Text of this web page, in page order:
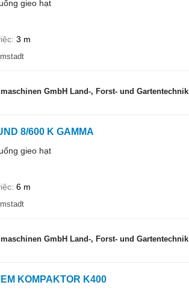
gieo hạt
3 m
GmbH Land-, Forst- und Gartentechnik
8/600 K GAMMA
gieo hạt
6 m
GmbH Land-, Forst- und Gartentechnik
KOMPAKTOR K400